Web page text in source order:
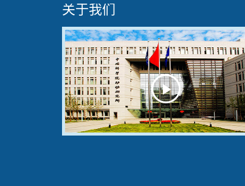
关于我们
Play
Video